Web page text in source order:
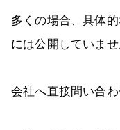
多くの場合、具体
には公開していませ
会社へ直接問い合